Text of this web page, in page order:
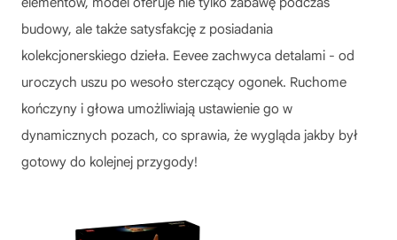
budowy, ale także satysfakcję z posiadania
kolekcjonerskiego dzieła. Eevee zachwyca detalami - od
uroczych uszu po wesoło sterczący ogonek. Ruchome
kończyny i głowa umożliwiają ustawienie go w
dynamicznych pozach, co sprawia, że wygląda jakby był
gotowy do kolejnej przygody!